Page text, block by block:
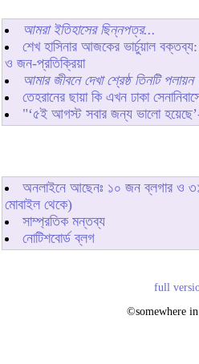
আমরা ইতিহাসের ছিন্নপত্র...
শেখ হাসিনার আজকের ভার্চুয়াল
ও জন-প্রতিক্রিয়া
আমার জীবনে দেখা শ্রেষ্ঠ তিনটি
তেহরানের ছায়া কি এখন ঢাকা
"‘৫ই আগস্ট সবার জন্য ভালো
অনলাইনে আছেনঃ ১০ জন ব্লগার ও
মোবাইল থেকে)
সাম্প্রতিক মন্তব্য
নোটিশবোর্ড ব্লগ
full
©somewhere in